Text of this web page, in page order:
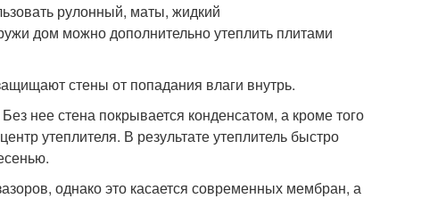
рулонный, маты, жидкий
дом можно дополнительно утеплить плитами
стены от попадания влаги внутрь.
нее стена покрывается конденсатом, а кроме того
утеплителя. В результате утеплитель быстро
однако это касается современных мембран, а